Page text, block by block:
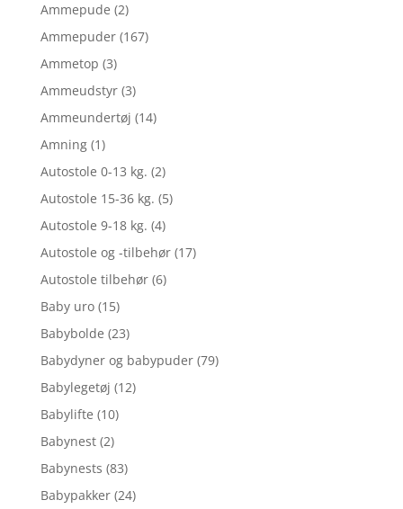
Ammepude (2)
Ammepuder (167)
Ammetop (3)
Ammeudstyr (3)
Ammeundertøj (14)
Amning (1)
Autostole 0-13 kg. (2)
Autostole 15-36 kg. (5)
Autostole 9-18 kg. (4)
Autostole og -tilbehør (17)
Autostole tilbehør (6)
Baby uro (15)
Babybolde (23)
Babydyner og babypuder (79)
Babylegetøj (12)
Babylifte (10)
Babynest (2)
Babynests (83)
Babypakker (24)